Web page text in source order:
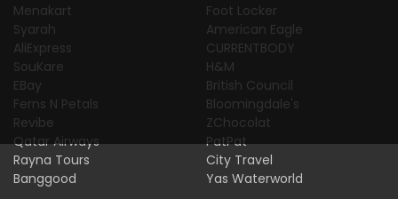
Menakart
Syarah
AliExpress
SouKare
EBay
Ferns N Petals
Revibe
Qatar Airways
Rayna Tours
Banggood
Foot Locker
American Eagle
CURRENTBODY
H&M
British Council
Bloomingdale's
ZChocolat
PatPat
City Travel
Yas Waterworld